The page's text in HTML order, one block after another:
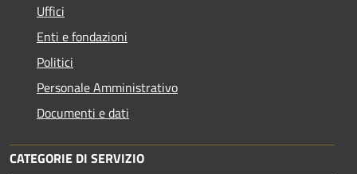
Uffici
Enti e fondazioni
Politici
Personale Amministrativo
Documenti e dati
CATEGORIE DI SERVIZIO